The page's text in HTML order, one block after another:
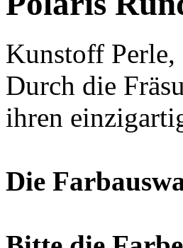
Kunstoff
Durch die
ihren
Die